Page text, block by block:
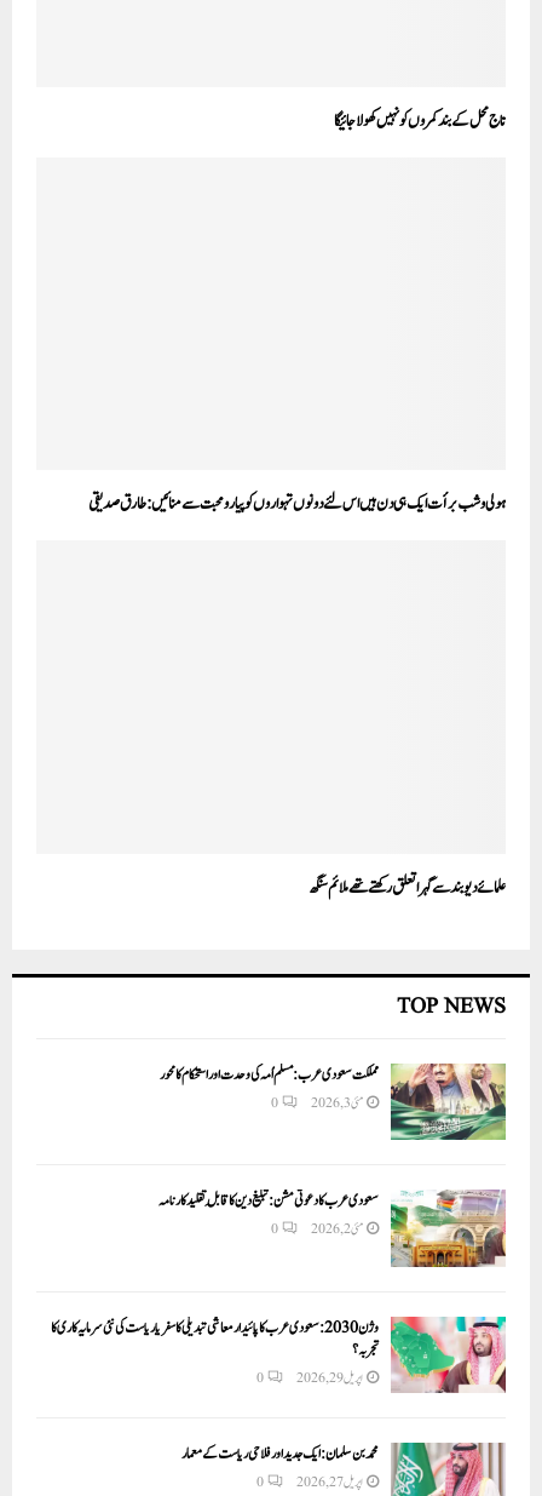
تاج محل کے بند کمروں کو نہیں کھولا جائیگا
ہولی وشب برأت ایک ہی دن ہیں اس لئے دونوں تہواروں کو پیار ومحبت سے منائیں: طار ق صدیقی
علمائے دیوبند سے گہرا تعلق رکھتے تھے ملائم سنگھ
TOP NEWS
مملکت سعودی عرب: مسلم اُمہ کی وحدت اور استحکام کا محور
مئی 3, 2026 0
سعودی عرب کا دعوتی مشن: تبلیغ دین کا قابلِ تقلید کارنامہ
مئی 2, 2026 0
وژن 2030:سعودی عرب کا پائیدار معاشی تبدیلی کا سفر یا ریاست کی نئی سرمایہ کاری کا
تجربہ؟
اپریل 29, 2026 0
محمد بن سلمان: ایک جدید اور فلاحی ریاست کے معمار
اپریل 27, 2026 0